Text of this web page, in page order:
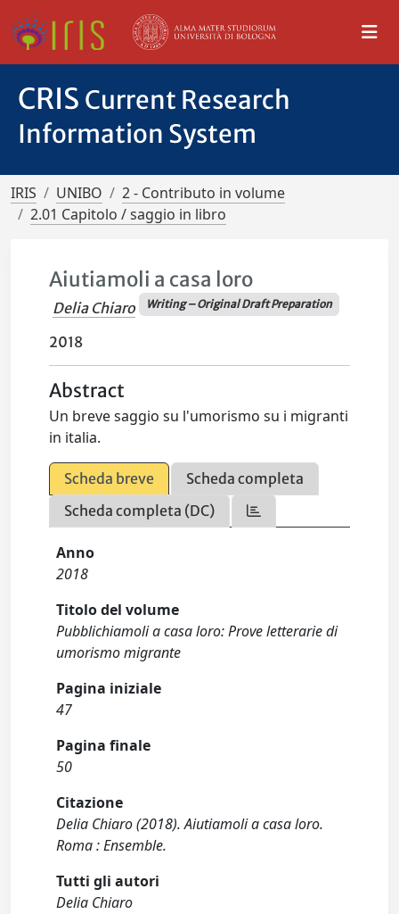
CRIS Current Research
Information System
IRIS UNIBO
2 - Contributo in volume
2.01 Capitolo / saggio in libro
Aiutiamoli a casa loro
Delia Chiaro Writing – Original Draft Preparation
2018
Abstract
Un breve saggio su l'umorismo su i migranti
in italia.
Scheda breve
Scheda completa
Scheda completa (DC)
Anno
2018
Titolo del volume
Pubblichiamoli a casa loro: Prove letterarie di
umorismo migrante
Pagina iniziale
47
Pagina finale
50
Citazione
Delia Chiaro (2018). Aiutiamoli a casa loro.
Roma : Ensemble.
Tutti gli autori
Delia Chiaro